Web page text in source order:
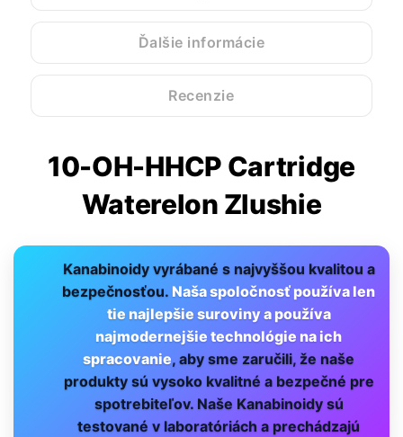
Ďalšie informácie
Recenzie
10-OH-HHCP Cartridge
Waterelon Zlushie
Kanabinoidy vyrábané s najvyššou kvalitou a
bezpečnosťou. Naša spoločnosť používa len
tie najlepšie suroviny a používa
najmodernejšie technológie na ich
spracovanie, aby sme zaručili, že naše
produkty sú vysoko kvalitné a bezpečné pre
spotrebiteľov. Naše Kanabinoidy sú
testované v laboratóriách a prechádzajú